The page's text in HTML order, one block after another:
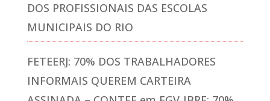
DOS PROFISSIONAIS DAS ESCOLAS
MUNICIPAIS DO RIO
FETEERJ: 70% DOS TRABALHADORES
INFORMAIS QUEREM CARTEIRA